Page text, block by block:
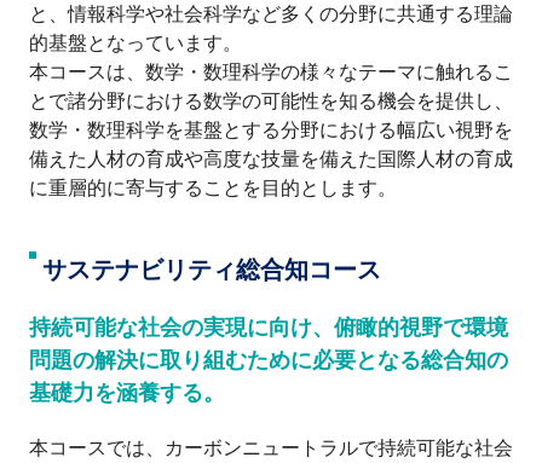
と、情報科学や社会科学など多くの分野に共通する理論
的基盤となっています。
本コースは、数学・数理科学の様々なテーマに触れるこ
とで諸分野における数学の可能性を知る機会を提供し、
数学・数理科学を基盤とする分野における幅広い視野を
備えた人材の育成や高度な技量を備えた国際人材の育成
に重層的に寄与することを目的とします。
サステナビリティ総合知コース
持続可能な社会の実現に向け、俯瞰的視野で環境
問題の解決に取り組むために必要となる総合知の
基礎力を涵養する。
本コースでは、カーボンニュートラルで持続可能な社会